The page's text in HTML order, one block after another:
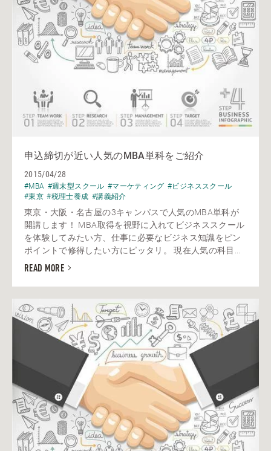
申込締切が近い人気のMBA単科をご紹介
2015/04/28
#MBA #週末型スクール #マーケティング #ビジネススクール
#東京 #税理士養成 #講義紹介
東京・大阪・名古屋の3キャンパスで人気のMBA単科が
開講します！ MBA取得を視野に入れてビジネススクール
を体験してみたい方、仕事に必要なビジネス知識をピン
ポイントで修得したい方にピッタリ。 現在人気の科目...
READ MORE